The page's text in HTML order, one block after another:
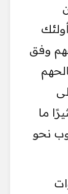
وفق
ما
نحو